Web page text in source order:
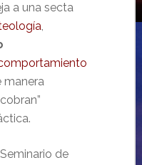
a una secta
,
manera
de